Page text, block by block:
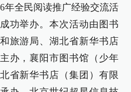
全民阅读推广经验交流活
功举办。本次活动由图书
旅游局、湖北省新华书店
办，襄阳市图书馆（少年
省新华书店（集团）有限